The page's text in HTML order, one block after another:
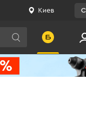
Киев